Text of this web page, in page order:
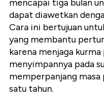
mencapai tiga bulan
dapat diawetkan
Cara ini bertujuan
yang membantu
karena menjaga
menyimpannya pada
memperpanjang
satu tahun.